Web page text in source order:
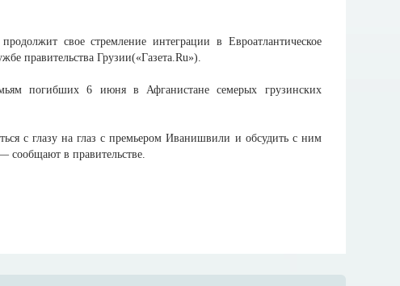
свое стремление интеграции в Евроатлантическое
правительства Грузии(«Газета.Ru»).
погибших 6 июня в Афганистане семерых грузинских
с глазу на глаз с премьером Иванишвили и обсудить с ним
сообщают в правительстве.